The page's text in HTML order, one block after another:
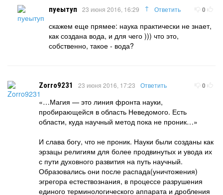
пуеытуп 23 июня 2016, 16:29 ↑ 0
Ответить
скажем еще прямее: наука практически не знает,
как создана вода, и для чего ))) что это,
собственно, такое - вода?
Zorro9231 23 июня 2016, 17:23 0
Ответить
«…Магия — это линия фронта науки,
пробирающейся в область Неведомого. Есть
области, куда научный метод пока не проник…»
И слава богу, что не проник. Науки были созданы как
эрзацы религиям для более продвинутых и увода их
с пути духовного развития на путь научный.
Образовались они после распада(уничтожения)
эгрегора естествознания, в процессе разрушения
единого терминологического аппарата и дробления